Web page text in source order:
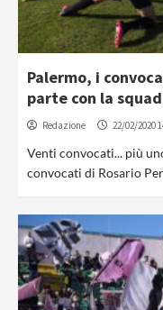
Palermo, i
parte con la
Redazione 22/02/2020
Venti convocati... più
convocati di Rosario